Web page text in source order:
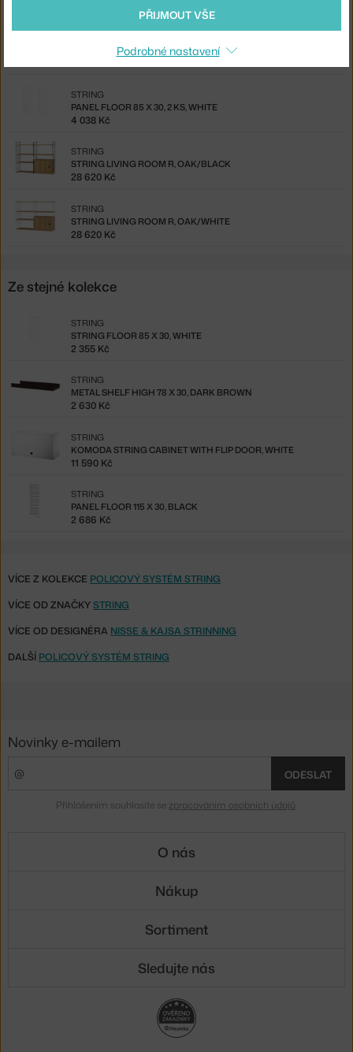
PANEL WALL 50 X 30, 2 KS, BLACK
PANEL FLOOR 85 X 30, 2 KS, WHITE
STRING
4 038 Kč
STRING LIVING ROOM R, OAK/BLACK
STRING
28 620 Kč
STRING LIVING ROOM R, OAK/WHITE
STRING
28 620 Kč
Ze stejné kolekce
STRING FLOOR 85 X 30, WHITE
STRING
2 355 Kč
METAL SHELF HIGH 78 X 30, DARK BROWN
STRING
2 630 Kč
KOMODA STRING CABINET WITH FLIP DOOR, WHITE
STRING
11 590 Kč
PANEL FLOOR 115 X 30, BLACK
STRING
2 686 Kč
VÍCE Z KOLEKCE POLICOVÝ SYSTÉM STRING
VÍCE OD ZNAČKYSTRING
VÍCE OD DESIGNÉRA NISSE & KAJSA STRINNING
DALŠÍ POLICOVÝ SYSTÉM STRING
PŘIJMOUT VŠE
Podrobné nastavení
Novinky e-mailem
ODESLAT
Přihlášením souhlasíte se zpracováním osobních údajů
O nás
Nákup
Sortiment
Sledujte nás